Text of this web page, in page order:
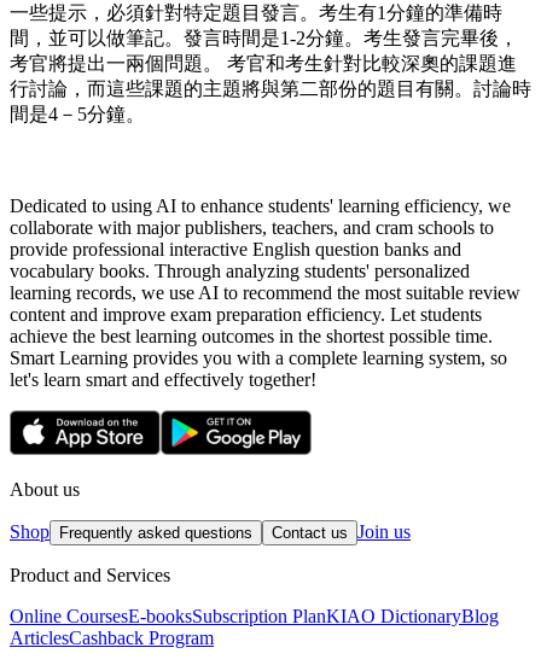
一些提示，必須針對特定題目發言。考生有1分鐘的準備時
間，並可以做筆記。發言時間是1-2分鐘。考生發言完畢後，
考官將提出一兩個問題。 考官和考生針對比較深奧的課題進
行討論，而這些課題的主題將與第二部份的題目有關。討論時
間是4－5分鐘。
Dedicated to using AI to enhance students' learning efficiency, we
collaborate with major publishers, teachers, and cram schools to
provide professional interactive English question banks and
vocabulary books. Through analyzing students' personalized
learning records, we use AI to recommend the most suitable review
content and improve exam preparation efficiency. Let students
achieve the best learning outcomes in the shortest possible time.
Smart Learning provides you with a complete learning system, so
let's learn smart and effectively together!
About us
Shop Frequently asked questions Contact us Join us
Product and Services
Online CoursesE-booksSubscription PlanKIAO DictionaryBlog
ArticlesCashback Program